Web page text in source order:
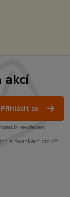
akcí
Přihlásit se
newsletteru.
a novinkách pro děti.